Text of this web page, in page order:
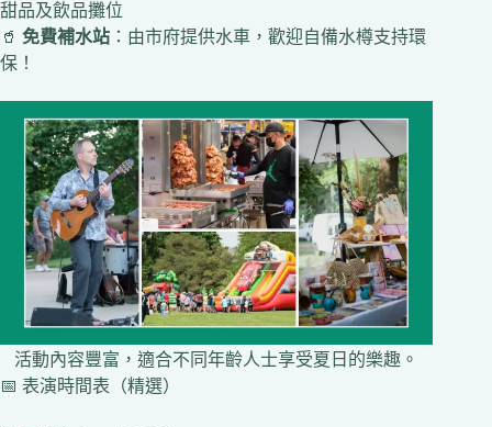
甜品及飲品攤位
🥤 免費補水站 ：由市府提供水車，歡迎自備水樽支持環
保！
活動內容豐富，適合不同年齡人士享受夏日的樂趣。
📅 表演時間表（精選）